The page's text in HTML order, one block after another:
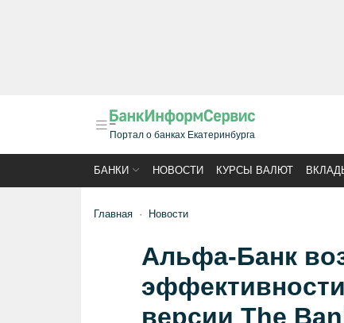
Портал о банках Екатеринбурга
БАНКИ НОВОСТИ КУРСЫ ВАЛЮТ
Главная Новости
Альфа-Банк
версии The